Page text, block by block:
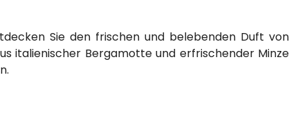
Sie den frischen und belebenden Duft von
italienischer Bergamotte und erfrischender Minze